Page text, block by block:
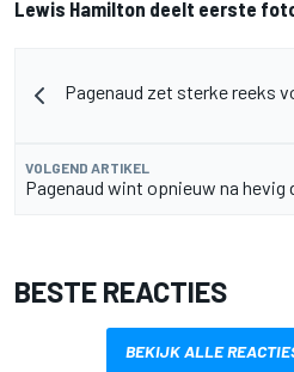
Lewis Hamilton deelt eerste
Pagenaud zet sterke reeks
VOLGEND ARTIKEL
Pagenaud wint opnieuw na hevig
BESTE REACTIES
BEKIJK ALLE